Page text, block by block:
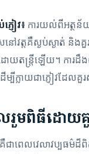
ញៀវ៖ ការយល់ពីអត្ថន័
ៅវត្តគឺស្ងប់ស្ងាត់ និងគួ
ដោយតន្ត្រីឡើយ។ ការដឹ
បីក្លាយជាភ្ញៀវដែលគួ
រួមពិធីដោយ
គឺជាពេលវេលាវប្បធម៌